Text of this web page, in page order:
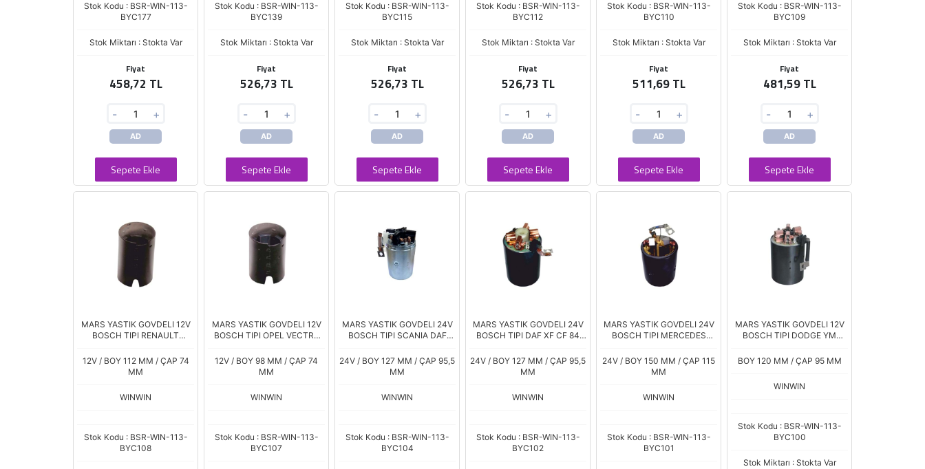
Stok Kodu : BSR-WIN-113-
BYC177
Stok Miktarı : Stokta Var
Fiyat
458,72 TL
- +
AD
Sepete Ekle
Stok Kodu : BSR-WIN-113-
BYC139
Stok Miktarı : Stokta Var
Fiyat
526,73 TL
- +
AD
Sepete Ekle
Stok Kodu : BSR-WIN-113-
BYC115
Stok Miktarı : Stokta Var
Fiyat
526,73 TL
- +
AD
Sepete Ekle
Stok Kodu : BSR-WIN-113-
BYC112
Stok Miktarı : Stokta Var
Fiyat
526,73 TL
- +
AD
Sepete Ekle
Stok Kodu : BSR-WIN-113-
BYC110
Stok Miktarı : Stokta Var
Fiyat
511,69 TL
- +
AD
Sepete Ekle
Stok Kodu : BSR-WIN-113-
BYC109
Stok Miktarı : Stokta Var
Fiyat
481,59 TL
- +
AD
Sepete Ekle
MARS YASTIK GOVDELI 12V
BOSCH TIPI RENAULT
12V / BOY 112 MM / ÇAP 74
MM
WINWIN
Stok Kodu : BSR-WIN-113-
BYC108
MARS YASTIK GOVDELI 12V
BOSCH TIPI OPEL VECTRA
12V / BOY 98 MM / ÇAP 74
MM
WINWIN
Stok Kodu : BSR-WIN-113-
BYC107
MARS YASTIK GOVDELI 24V
BOSCH TIPI SCANIA DAF
24V / BOY 127 MM / ÇAP 95,5
MM
WINWIN
Stok Kodu : BSR-WIN-113-
BYC104
MARS YASTIK GOVDELI 24V
BOSCH TIPI DAF XF CF 84
241 SERISI
24V / BOY 127 MM / ÇAP 95,5
MM
WINWIN
Stok Kodu : BSR-WIN-113-
BYC102
MARS YASTIK GOVDELI 24V
BOSCH TIPI MERCEDES
TRAVEGO DAF XF VOLVO CF
XF MAN TGA
24V / BOY 150 MM / ÇAP 115
MM
WINWIN
Stok Kodu : BSR-WIN-113-
BYC101
MARS YASTIK GOVDELI 12V
BOSCH TIPI DODGE YM
BOY 120 MM / ÇAP 95 MM
WINWIN
Stok Kodu : BSR-WIN-113-
BYC100
Stok Miktarı : Stokta Var